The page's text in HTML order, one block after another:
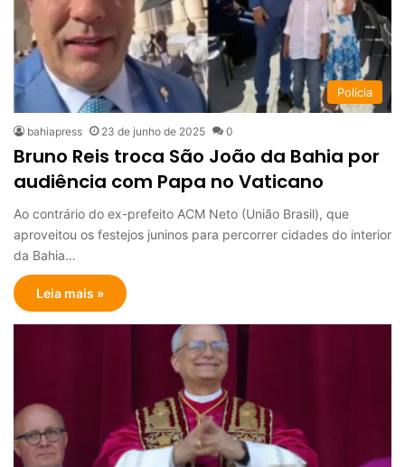
Polícia
bahiapress 23 de junho de 2025 0
Bruno Reis troca São João da Bahia por
audiência com Papa no Vaticano
Ao contrário do ex-prefeito ACM Neto (União Brasil), que
aproveitou os festejos juninos para percorrer cidades do interior
da Bahia…
Leia mais »